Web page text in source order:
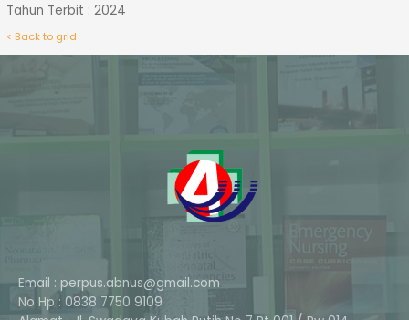
Tahun Terbit : 2024
< Back to grid
Email : perpus.abnus@gmail.com
No Hp : 0838 7750 9109